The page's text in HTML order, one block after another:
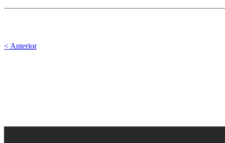
< Anterior